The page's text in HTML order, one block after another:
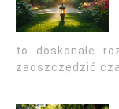
to doskonałe
zaoszczędzić